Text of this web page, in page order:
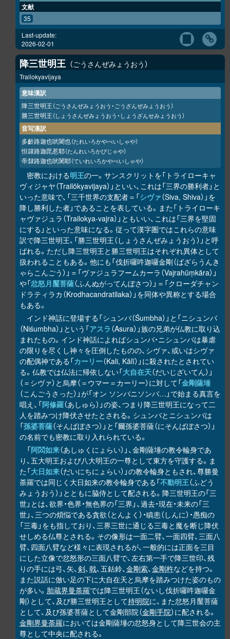
文献
35
Last-update:
2026-02-01
降三世明王 ごうさんぜみょうおう
Trailokyavijaya
意味漢訳
降三世明王（ごうさんぜみょうおう・ごうざんぜみょうおう）
勝三世明王（しょうさんぜみょうおう・しょうざんせみょうおう）
音写漢訳
多齡路迦也吠闍也（たれいろかやべいしゃや）
怛隷路迦毘惹耶（たんれいろかびじゃや）
帝隸路迦也吠闍耶（ていれいろかやべいしゃや）
密教における明王の一。サンスクリットを「トライローキャ
ヴィジャヤ（Trailōkyavijaya）」といい、これは「三界の勝利者」と
いった意味で、「三千世界の支配者＝「シヴァ（Siva, Shiva）」を
降し勝利した者」であることを表している。また「トライローキ
ャヴァジュラ（Trailokya-vajra）」ともいい、これは「三界を堅固
にする」といった意味になる。従って漢字圏ではこれらの意味
訳で降三世明王、「勝三世明王（しょうさんぜみょうおう）」と呼
ばれる。ただし降三世明王と勝三世明王はそれぞれ異体として
扱われることもある。他にも「伐折囉吽迦囉金剛（ばざらうんき
ゃらこんごう）」＝「ヴァジュラフームカーラ（Vajrahūṃkāra）」
や「忿怒月黶菩薩（ふんぬがってんぼさつ）」＝「クローダチャン
ドラティラカ（Krodhacandratilaka）」を同体や異称とする場合
もある。
インド神話に登場する「シュンバ（Śumbha）」と「ニシュンバ
（Niśumbha）」という「アスラ （Asura）」族の兄弟が仏教に取り込
まれたもの。インド神話によればシュンバ・ニシュンバは暴虐
の限りを尽くし神々を圧倒したものの、シヴァ、或いはシヴァ
の配偶神である「カーリー（Kali, Kālī）」に殺されたとされてい
る。仏教では仏法に帰依しない「大自在天（だいじざいてん）」
（＝シヴァ）と烏摩（＝ウマー＝カーリー）に対して「金剛薩埵
（こんごうさった）」が「オン ソンバニソンバ…」で始まる真言を
唱え、「阿修羅（あしゅら）」の姿、つまり降三世明王になって二
人を踏みつけ降伏させたとされる。シュンバとニシュンバは
「孫婆菩薩（そんばぼさつ）」と「爾孫婆菩薩（にそんばぼさつ）」
の名前でも密教に取り入れられている。
「阿閦如来（あしゅくにょらい）」、金剛薩埵の教令輪身であ
り、五大明王および八大明王の一尊として東方を守護する。ま
た「大日如来（だいにちにょらい）」の教令輪身ともされ、尊勝曼
荼羅では同じく大日如来の教令輪身である「不動明王（ふどう
みょうおう）」とともに脇侍として配される。降三世明王の「三
世」とは、欲界・色界・無色界の「三界」、過去・現在・未来の「三
世」、三つの煩悩である貪欲（とんよく）・瞋恚（しんに）・愚痴の
「三毒」をも指しており、三界三世に通じる三毒と魔を断じ降伏
せしめる仏尊とされる。その像形は一面二臂、一面四臂、三面八
臂、四面八臂など様々に表現されるが、一般的には正面を三目
にした立像で忿怒形の三面八臂で、左右第一手で降三世印、残
りの手には弓、矢、剣、戟、五鈷鈴、金剛索、金剛杵などを持つ。
また説話に倣い足の下に大自在天と烏摩を踏みつけた姿のもの
が多い。 胎蔵界曼荼羅では降三世明王（ないし伐折囉吽迦囉金
剛）として、及び勝三世明王として持明院に、また忿怒月黶菩薩
として、及び孫婆菩薩として金剛部院（金剛手院）に配される。
金剛界曼荼羅においては金剛薩埵の忿怒身として降三世会の主
尊として中央に配される。